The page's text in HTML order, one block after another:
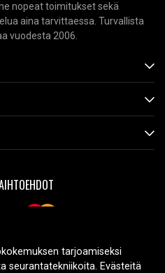
nopeat toimitukset sekä
aina tarvittaessa. Turvallista
vuodesta 2006.
tarjoamiseksi
seurantatekniikoita. Evästeitä